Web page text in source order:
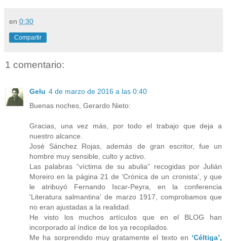
en 0:30
Compartir
1 comentario:
Gelu 4 de marzo de 2016 a las 0:40
Buenas noches, Gerardo Nieto:
Gracias, una vez más, por todo el trabajo que deja a
nuestro alcance.
José Sánchez Rojas, además de gran escritor, fue un
hombre muy sensible, culto y activo.
Las palabras “víctima de su abulia” recogidas por Julián
Moreiro en la página 21 de ‘Crónica de un cronista’, y que
le atribuyó Fernando Iscar-Peyra, en la conferencia
'Literatura salmantina' de marzo 1917, comprobamos que
no eran ajustadas a la realidad.
He visto los muchos artículos que en el BLOG han
incorporado al índice de los ya recopilados.
Me ha sorprendido muy gratamente el texto en ‘Céltiga’,